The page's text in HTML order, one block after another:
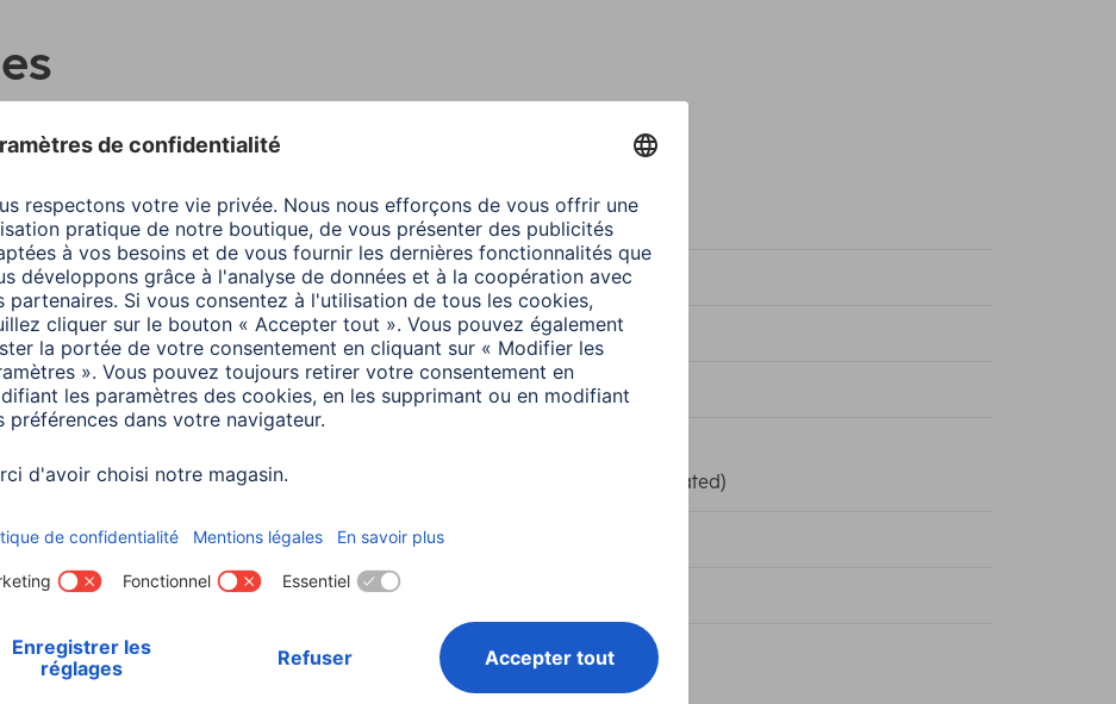
Couleur Beige
Couleur de la page Blanc
Couleurs disponibles Beige
Design/motif Skies II
Couverture Art Print (Laminated)
Modèle
Picture Size/Maximum Number of Photos